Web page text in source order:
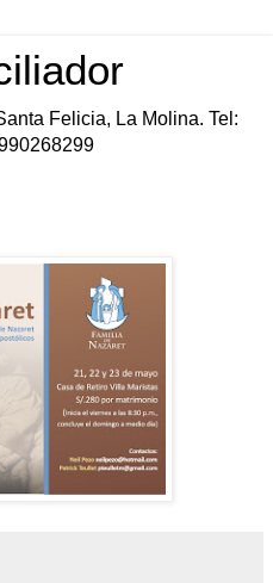
Felicia, La Molina. Tel: